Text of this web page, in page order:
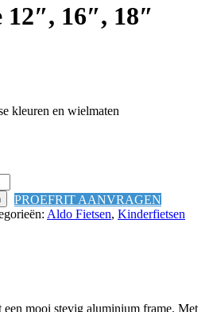
16″, 18″
kleuren en wielmaten
PROEFRIT AANVRAGEN
Aldo Fietsen, Kinderfietsen
mooi stevig aluminium frame. Met